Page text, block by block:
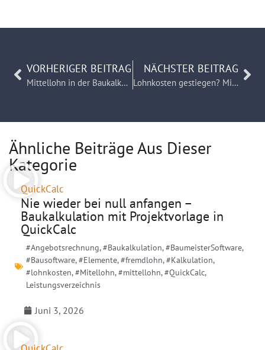
VORHERIGER BEITRAG
Mittellohn in der Baukalkulation anpassen: So geht’s in Sekunden mit QuickCalc
NÄCHSTER BEITRAG
Lohnkosten gestiegen? Mittellohn & Fremdlöhne in QuickCalc in Sekunden anpassen
Ähnliche Beiträge Aus Dieser
Kategorie
QuickCalc
Nie wieder bei null anfangen –
Baukalkulation mit Projektvorlage in
QuickCalc
#Angebotsrechnung,#Baukalkulation,#BaumeisterSoftware,
#Bausoftware,#Elemente,#fremdlohn,#Kalkulation,
#lohnkosten,#Mitellohn,#mittellohn,#QuickCalc,
Leistungsverzeichnis
Juni 3, 2026